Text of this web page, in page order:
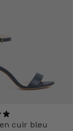
cuir bleu